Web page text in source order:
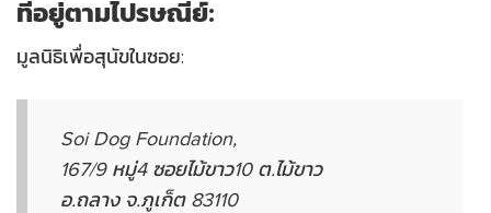
ที่อยู่ตามไปรษณีย์:
มูลนิธิเพื่อสุนัขในซอย:
Soi Dog Foundation,
167/9 หมู่4 ซอยไม้ขาว10 ต.ไม้ขาว
อ.ถลาง จ.ภูเก็ต 83110